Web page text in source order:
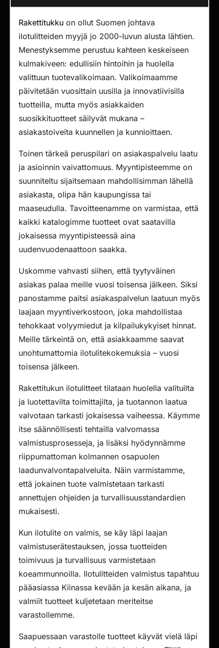
Rakettitukku on ollut Suomen johtava
ilotulitteiden myyjä jo 2000-luvun alusta lähtien.
Menestyksemme perustuu kahteen keskeiseen
kulmakiveen: edullisiin hintoihin ja huolella
valittuun tuotevalikoimaan. Valikoimaamme
päivitetään vuosittain uusilla ja innovatiivisilla
tuotteilla, mutta myös asiakkaiden
suosikkituotteet säilyvät mukana –
asiakastoiveita kuunnellen ja kunnioittaen.
Toinen tärkeä peruspilari on asiakaspalvelu laatu
ja asioinnin vaivattomuus. Myyntipisteemme on
suunniteltu sijaitsemaan mahdollisimman lähellä
asiakasta, olipa hän kaupungissa tai
maaseudulla. Tavoitteenamme on varmistaa, että
kaikki katalogimme tuotteet ovat saatavilla
jokaisessa myyntipisteessä aina
uudenvuodenaattoon saakka.
Uskomme vahvasti siihen, että tyytyväinen
asiakas palaa meille vuosi toisensa jälkeen. Siksi
panostamme paitsi asiakaspalvelun laatuun myös
laajaan myyntiverkostoon, joka mahdollistaa
tehokkaat volyymiedut ja kilpailukykyiset hinnat.
Meille tärkeintä on, että asiakkaamme saavat
unohtumattomia ilotulitekokemuksia – vuosi
toisensa jälkeen.
Rakettitukun ilotulitteet tilataan huolella valituilta
ja luotettavilta toimittajilta, ja tuotannon laatua
valvotaan tarkasti jokaisessa vaiheessa. Käymme
itse säännöllisesti tehtailla valvomassa
valmistusprosesseja, ja lisäksi hyödynnämme
riippumattoman kolmannen osapuolen
laadunvalvontapalveluita. Näin varmistamme,
että jokainen tuote valmistetaan tarkasti
annettujen ohjeiden ja turvallisuusstandardien
mukaisesti.
Kun ilotulite on valmis, se käy läpi laajan
valmistuserätestauksen, jossa tuotteiden
toimivuus ja turvallisuus varmistetaan
koeammunnoilla. Ilotulitteiden valmistus tapahtuu
pääasiassa Kiinassa kevään ja kesän aikana, ja
valmiit tuotteet kuljetetaan meriteitse
varastollemme.
Saapuessaan varastolle tuotteet käyvät vielä läpi